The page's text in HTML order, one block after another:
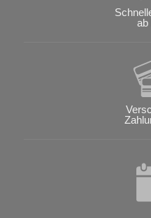
ab